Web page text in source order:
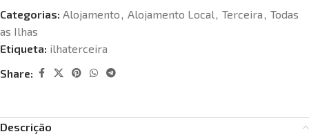
Categorias: Alojamento, Alojamento Local, Terceira, Todas
as Ilhas
Etiqueta: ilhaterceira
Share:
Descrição